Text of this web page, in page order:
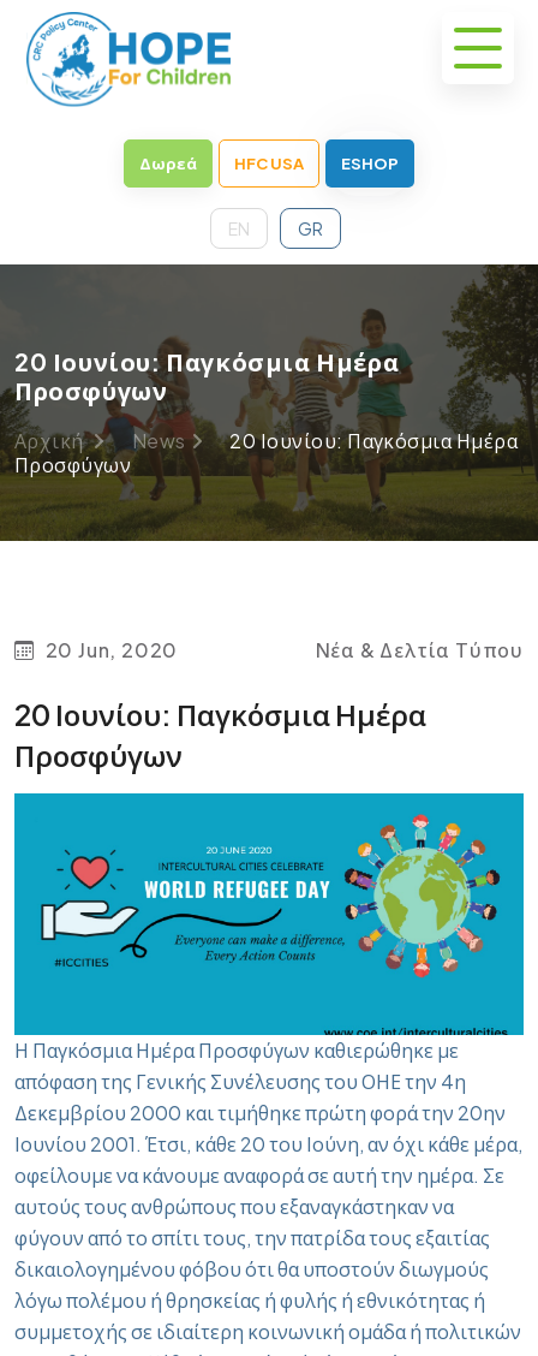
Δωρεά HFC USA ESHOP
EN GR
20 Ιουνίου: Παγκόσμια Ημέρα
Προσφύγων
Αρχική News
20 Ιουνίου: Παγκόσμια Ημέρα
Προσφύγων
20 Jun, 2020 Νέα & Δελτία Τύπου
20 Ιουνίου: Παγκόσμια Ημέρα
Προσφύγων
Η Παγκόσμια Ημέρα Προσφύγων καθιερώθηκε με
απόφαση της Γενικής Συνέλευσης του ΟΗΕ την 4η
Δεκεμβρίου 2000 και τιμήθηκε πρώτη φορά την 20ην
Ιουνίου 2001. Έτσι, κάθε 20 του Ιούνη, αν όχι κάθε μέρα,
οφείλουμε να κάνουμε αναφορά σε αυτή την ημέρα. Σε
αυτούς τους ανθρώπους που εξαναγκάστηκαν να
φύγουν από το σπίτι τους, την πατρίδα τους εξαιτίας
δικαιολογημένου φόβου ότι θα υποστούν διωγμούς
λόγω πολέμου ή θρησκείας ή φυλής ή εθνικότητας ή
συμμετοχής σε ιδιαίτερη κοινωνική ομάδα ή πολιτικών